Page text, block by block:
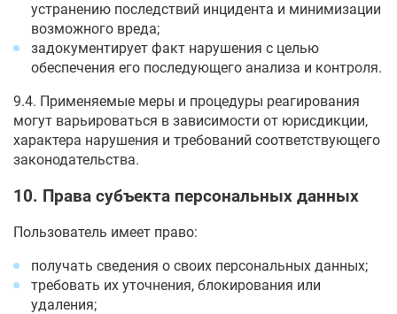
устранению последствий инцидента и минимизации
возможного вреда;
задокументирует факт нарушения с целью
обеспечения его последующего анализа и контроля.
9.4. Применяемые меры и процедуры реагирования
могут варьироваться в зависимости от юрисдикции,
характера нарушения и требований соответствующего
законодательства.
10. Права субъекта персональных данных
Пользователь имеет право:
получать сведения о своих персональных данных;
требовать их уточнения, блокирования или
удаления;